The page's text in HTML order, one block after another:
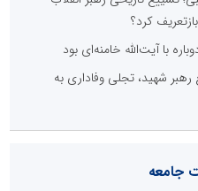
کرد؟
با آیت‌الله خامنه‌ای بود
شهید، تجلی وفاداری به
جامعه